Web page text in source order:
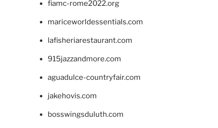
fiamc-rome2022.org
mariceworldessentials.com
lafisheriarestaurant.com
915jazzandmore.com
aguadulce-countryfair.com
jakehovis.com
bosswingsduluth.com